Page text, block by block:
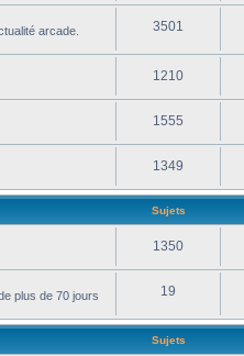
arcade.
3501
1210
1555
1349
Sujets
1350
plus de 70 jours
19
Sujets